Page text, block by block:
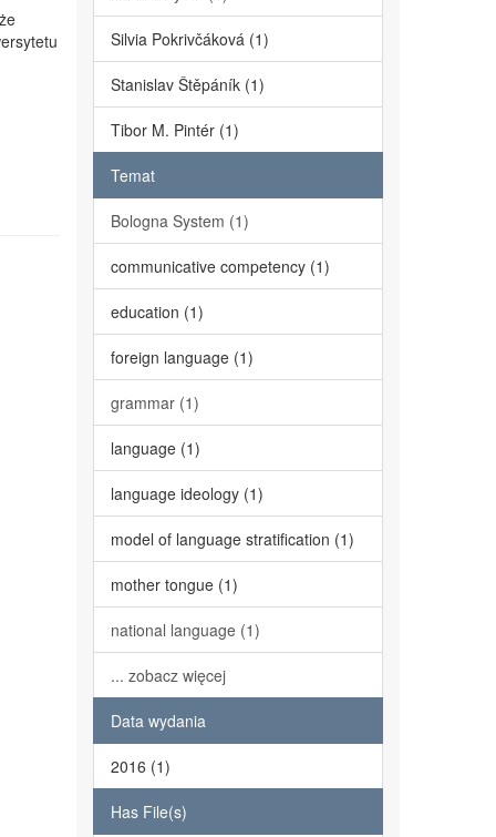
Silvia Pokrivčáková (1)
Stanislav Štěpáník (1)
Tibor M. Pintér (1)
Temat
Bologna System (1)
communicative competency (1)
education (1)
foreign language (1)
grammar (1)
language (1)
language ideology (1)
model of language stratification (1)
mother tongue (1)
national language (1)
... zobacz więcej
Data wydania
2016 (1)
Has File(s)